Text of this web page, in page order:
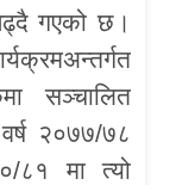
गएको छ।
सञ्चालित
२०७७/७८
८१ मा त्यो